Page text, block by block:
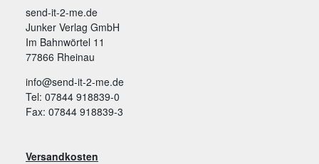
send-it-2-me.de
Junker Verlag GmbH
Im Bahnwörtel 11
77866 Rheinau
info@send-it-2-me.de
Tel: 07844 918839-0
Fax: 07844 918839-3
Versandkosten